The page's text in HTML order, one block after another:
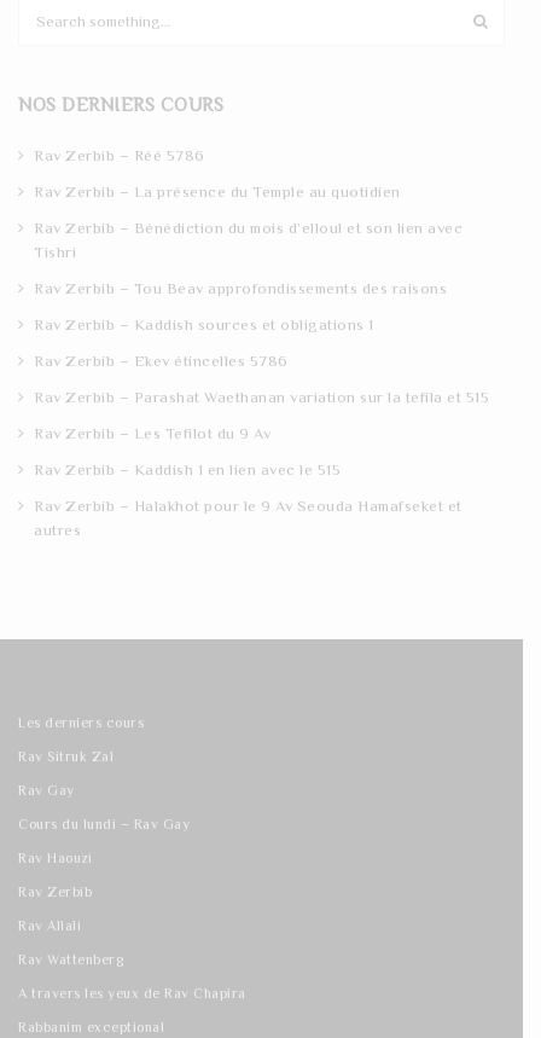
c
NOS DERNIERS COURS
Rav Zerbib – Réé 5786
Rav Zerbib – La présence du Temple au quotidien
Rav Zerbib – Bénédiction du mois d’elloul et son lien avec
Tishri
Rav Zerbib – Tou Beav approfondissements des raisons
Rav Zerbib – Kaddish sources et obligations 1
Rav Zerbib – Ekev étincelles 5786
Rav Zerbib – Parashat Waethanan variation sur la tefila et 515
Rav Zerbib – Les Tefilot du 9 Av
Rav Zerbib – Kaddish 1 en lien avec le 515
Rav Zerbib – Halakhot pour le 9 Av Seouda Hamafseket et
autres
Les derniers cours
Rav Sitruk Zal
Rav Gay
Cours du lundi – Rav Gay
Rav Haouzi
Rav Zerbib
Rav Allali
Rav Wattenberg
A travers les yeux de Rav Chapira
Rabbanim exceptional